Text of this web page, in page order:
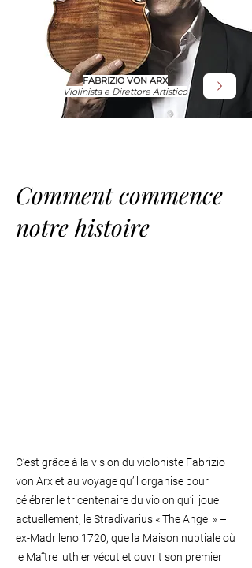
FABRIZIO VON ARX
Violinista e Direttore Artistico
Comment commence
notre histoire
C’est grâce à la vision du violoniste Fabrizio
von Arx et au voyage qu’il organise pour
célébrer le tricentenaire du violon qu’il joue
actuellement, le Stradivarius « The Angel » –
ex-Madrileno 1720, que la Maison nuptiale où
le Maître luthier vécut et ouvrit son premier